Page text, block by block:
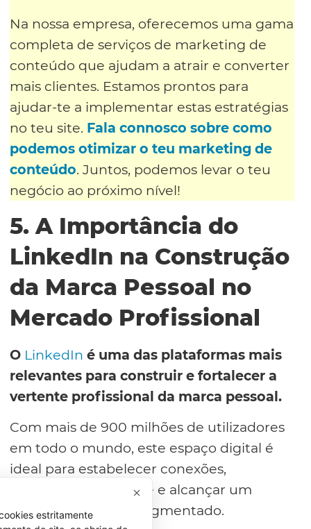
Na nossa empresa, oferecemos uma gama
completa de serviços de marketing de
conteúdo que ajudam a atrair e converter
mais clientes. Estamos prontos para
ajudar-te a implementar estas estratégias
no teu site. Fala connosco sobre como
podemos otimizar o teu marketing de
conteúdo. Juntos, podemos levar o teu
negócio ao próximo nível!
5. A Importância do
LinkedIn na Construção
da Marca Pessoal no
Mercado Profissional
O LinkedIn é uma das plataformas mais
relevantes para construir e fortalecer a
vertente profissional da marca pessoal.
Com mais de 900 milhões de utilizadores
em todo o mundo, este espaço digital é
ideal para estabelecer conexões,
demonstrar expertise e alcançar um
público altamente segmentado.
estritamente